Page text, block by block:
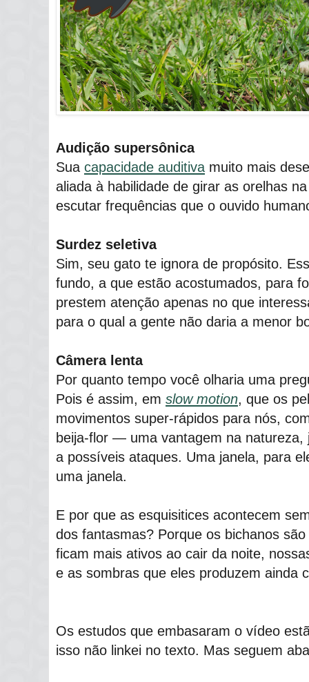
Audição supersônica
Sua capacidade auditiva muito mais
aliada à habilidade de girar as orelhas
escutar frequências que o ouvido
Surdez seletiva
Sim, seu gato te ignora de propósito.
fundo, a que estão acostumados, para
prestem atenção apenas no que
para o qual a gente não daria a menor
Câmera lenta
Por quanto tempo você olharia uma
Pois é assim, em slow motion, que os
movimentos super-rápidos para nós,
beija-flor ― uma vantagem na natureza,
a possíveis ataques. Uma janela, para
uma janela.
E por que as esquisitices acontecem
dos fantasmas? Porque os bichanos
ficam mais ativos ao cair da noite,
e as sombras que eles produzem ainda
Os estudos que embasaram o vídeo
isso não linkei no texto. Mas seguem